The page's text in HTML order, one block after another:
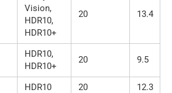
Vision,
HDR10,
HDR10+
20 13.4
HDR10,
HDR10+
20 9.5
HDR10 20 12.3